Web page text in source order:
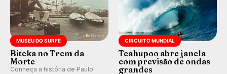
MUSEU DO SURFE
Biteka no Trem da
Morte
Conheça a história de Paulo
CIRCUITO MUNDIAL
Teahupoo abre janela
com previsão de ondas
grandes